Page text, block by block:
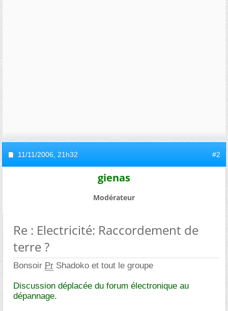
11/11/2006, 21h32 #2
gienas
Modérateur
Re : Electricité: Raccordement de
terre ?
Bonsoir Pr Shadoko et tout le groupe
Discussion déplacée du forum électronique au
dépannage.